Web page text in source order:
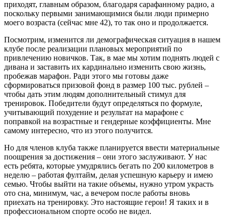
приходят, главным образом, благодаря сарафанному радио, а
поскольку первыми занимающимися были люди примерно
моего возраста (сейчас мне 42), то так оно и продолжается.
Посмотрим, изменится ли демографическая ситуация в нашем
клубе после реализации плановых мероприятий по
привлечению новичков. Так, в мае мы хотим поднять людей с
дивана и заставить их кардинально изменить свою жизнь,
пробежав марафон. Ради этого мы готовы даже
сформироваться призовой фонд в размер 100 тыс. рублей –
чтобы дать этим людям дополнительный стимул для
тренировок. Победители будут определяться по формуле,
учитывающий похудение и результат на марафоне с
поправкой на возрастные и гендерные коэффициенты. Мне
самому интересно, что из этого получится.
Но для членов клуба также планируется ввести материальные
поощрения за достижения – они этого заслуживают. У нас
есть ребята, которые умудрялись бегать по 200 километров в
неделю – работая фултайм, делая успешную карьеру и имею
семью. Чтобы выйти на такие объемы, нужно утром украсть
ото сна, минимум, час, а вечером после работы вновь
приехать на тренировку. Это настоящие герои! Я таких и в
профессиональном спорте особо не видел.